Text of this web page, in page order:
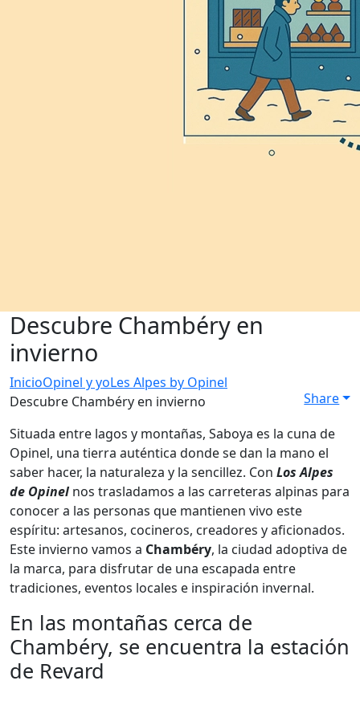
Descubre Chambéry en
invierno
InicioOpinel y yoLes Alpes by Opinel
Descubre Chambéry en invierno
Share
Situada entre lagos y montañas, Saboya es la cuna de
Opinel, una tierra auténtica donde se dan la mano el
saber hacer, la naturaleza y la sencillez. Con Los Alpes
de Opinelnos trasladamos a las carreteras alpinas para
conocer a las personas que mantienen vivo este
espíritu: artesanos, cocineros, creadores y aficionados.
Este invierno vamos a Chambéry, la ciudad adoptiva de
la marca, para disfrutar de una escapada entre
tradiciones, eventos locales e inspiración invernal.
En las montañas cerca de
Chambéry, se encuentra la estación
de Revard